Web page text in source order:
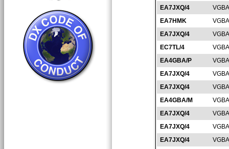
EA7JXQ/4
EA7HMK
EA7JXQ/4
EC7TL/4
EA4GBA/P
EA7JXQ/4
EA7JXQ/4
EA4GBA/M
EA7JXQ/4
EA7JXQ/4
EA7JXQ/4